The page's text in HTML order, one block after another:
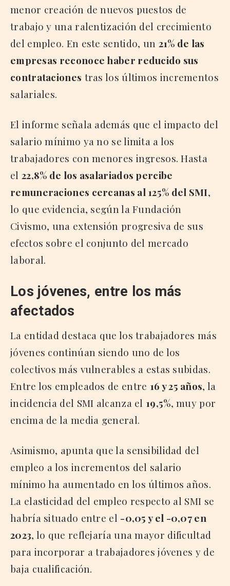
menor creación de nuevos puestos de
trabajo y una ralentización del crecimiento
del empleo. En este sentido, un 21% de las
empresas reconoce haber reducido sus
contrataciones tras los últimos incrementos
salariales.
El informe señala además que el impacto del
salario mínimo ya no se limita a los
trabajadores con menores ingresos. Hasta
el 22,8% de los asalariados percibe
remuneraciones cercanas al 125% del SMI,
lo que evidencia, según la Fundación
Civismo, una extensión progresiva de sus
efectos sobre el conjunto del mercado
laboral.
Los jóvenes, entre los más
afectados
La entidad destaca que los trabajadores más
jóvenes continúan siendo uno de los
colectivos más vulnerables a estas subidas.
Entre los empleados de entre 16 y 25 años, la
incidencia del SMI alcanza el 19,5%, muy por
encima de la media general.
Asimismo, apunta que la sensibilidad del
empleo a los incrementos del salario
mínimo ha aumentado en los últimos años.
La elasticidad del empleo respecto al SMI se
habría situado entre el -0,05 y el -0,07 en
2023, lo que reflejaría una mayor dificultad
para incorporar a trabajadores jóvenes y de
baja cualificación.